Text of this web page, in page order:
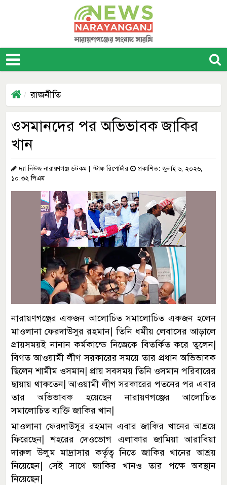
রাজনীতি
ওসমানদের পর অভিভাবক জাকির
খান
দ্যা নিউজ নারায়ণগঞ্জ ডটকম | স্টাফ রিপোর্টার
প্রকাশিত: জুলাই ৬, ২০২৬,
১০:৩২ পিএম
নারায়ণগঞ্জের একজন আলোচিত সমালোচিত একজন হলেন
মাওলানা ফেরদাউসুর রহমান| তিনি ধর্মীয় লেবাসের আড়ালে
প্রায়সময়ই নানান কর্মকান্ডে নিজেকে বিতর্কিত করে তুলেন|
বিগত আওয়ামী লীগ সরকারের সময়ে তার প্রধান অভিভাবক
ছিলেন শামীম ওসমান| প্রায় সবসময় তিনি ওসমান পরিবারের
ছায়ায় থাকতেন| আওয়ামী লীগ সরকারের পতনের পর এবার
তার অভিভাবক হয়েছেন নারায়ণগঞ্জের আলোচিত
সমালোচিত ব্যক্তি জাকির খান|
মাওলানা ফেরদাউসুর রহমান এবার জাকির খানের আশ্রয়ে
ফিরেছেন| শহরের দেওভোগ এলাকার জামিয়া আরাবিয়া
দারুল উলুম মাদ্রাসার কর্তৃত্ব নিতে জাকির খানের আশ্রয়
নিয়েছেন| সেই সাথে জাকির খানও তার পক্ষে অবস্থান
নিয়েছেন|